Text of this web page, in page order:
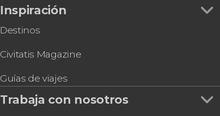
Inspiración
Destinos
Civitatis Magazine
Guías de viajes
Trabaja con nosotros